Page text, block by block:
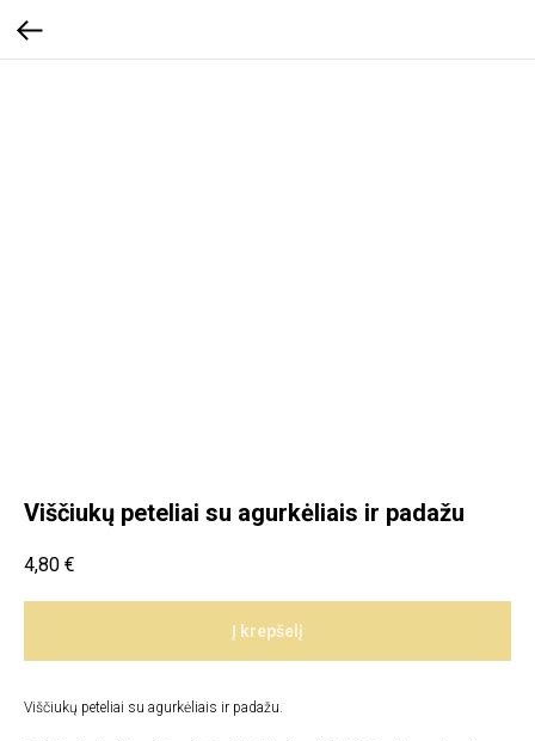
Viščiukų peteliai su agurkėliais ir padažu
4,80 €
Į krepšelį
Viščiukų peteliai su agurkėliais ir padažu.